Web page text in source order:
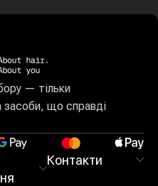
продовжує блиск кольору та
допомагає захистити
волосся від
випромінювання.
— тільки
засоби, що справді
Контакти